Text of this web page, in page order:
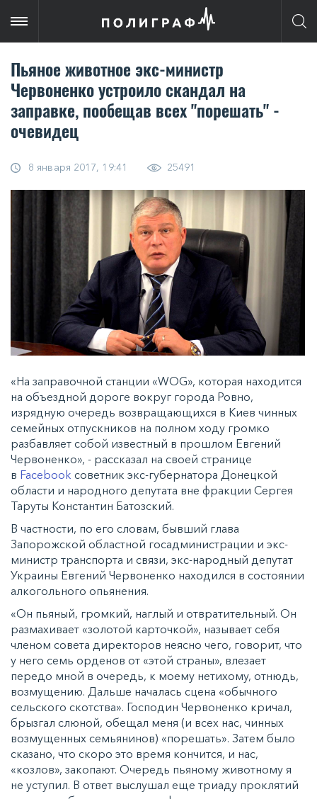
Пьяное животное экс-министр
Червоненко устроило скандал на
заправке, пообещав всех "порешать" -
очевидец
8 января 2017, 19:41 25491
«На заправочной станции «WOG», которая находится
на объездной дороге вокруг города Ровно,
изрядную очередь возвращающихся в Киев чинных
семейных отпускников на полном ходу громко
разбавляет собой известный в прошлом Евгений
Червоненко», - рассказал на своей странице
в Facebook советник экс-губернатора Донецкой
области и народного депутата вне фракции Сергея
Таруты Константин Батозский.
В частности, по его словам, бывший глава
Запорожской областной госадминистрации и экс-
министр транспорта и связи, экс-народный депутат
Украины Евгений Червоненко находился в состоянии
алкогольного опьянения.
«Он пьяный, громкий, наглый и отвратительный. Он
размахивает «золотой карточкой», называет себя
членом совета директоров неясно чего, говорит, что
у него семь орденов от «этой страны», влезает
передо мной в очередь, к моему нетихому, отнюдь,
возмущению. Дальше началась сцена «обычного
сельского скотства». Господин Червоненко кричал,
брызгал слюной, обещал меня (и всех нас, чинных
возмущенных семьянинов) «порешать». Затем было
сказано, что скоро это время кончится, и нас,
«козлов», закопают. Очередь пьяному животному я
не уступил. В ответ выслушал еще триаду проклятий